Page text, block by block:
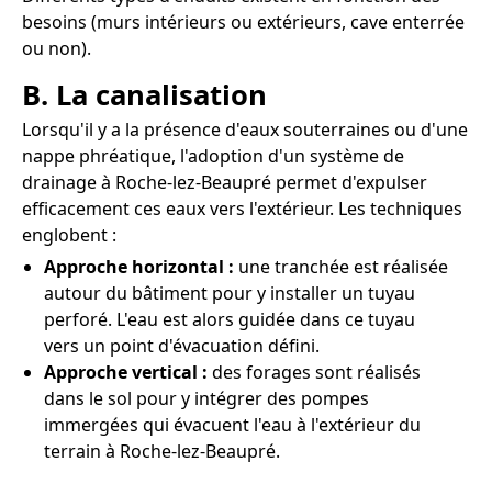
besoins (murs intérieurs ou extérieurs, cave enterrée
ou non).
B. La canalisation
Lorsqu'il y a la présence d'eaux souterraines ou d'une
nappe phréatique, l'adoption d'un système de
drainage à Roche-lez-Beaupré permet d'expulser
efficacement ces eaux vers l'extérieur. Les techniques
englobent :
Approche horizontal : une tranchée est réalisée
autour du bâtiment pour y installer un tuyau
perforé. L'eau est alors guidée dans ce tuyau
vers un point d'évacuation défini.
Approche vertical : des forages sont réalisés
dans le sol pour y intégrer des pompes
immergées qui évacuent l'eau à l'extérieur du
terrain à Roche-lez-Beaupré.